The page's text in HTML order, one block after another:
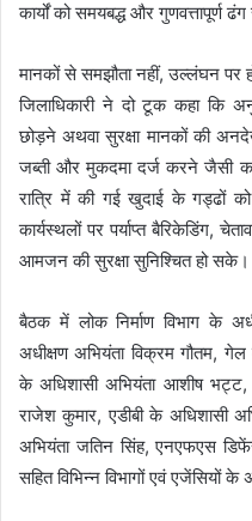
कार्यों को समयबद्ध और गुणवत्तापूर्ण
मानकों से समझौता नहीं, उल्लंघन पर
जिलाधिकारी ने दो टूक कहा कि
छोड़ने अथवा सुरक्षा मानकों की
जब्ती और मुकदमा दर्ज करने जैसी
रात्रि में की गई खुदाई के गड्ढों
कार्यस्थलों पर पर्याप्त बैरिकेडिंग,
आमजन की सुरक्षा सुनिश्चित हो सके।
बैठक में लोक निर्माण विभाग के
अधीक्षण अभियंता विक्रम गौतम,
के अधिशासी अभियंता आशीष भट्ट,
राजेश कुमार, एडीबी के अधिशासी
अभियंता जतिन सिंह, एनएफएस
सहित विभिन्न विभागों एवं एजेंसियों के